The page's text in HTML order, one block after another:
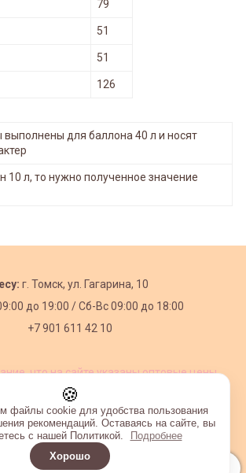
79
51
51
126
для баллона 40 л и носят
10 л, то нужно полученное значение
г. Томск, ул. Гагарина, 10
до 19:00 /Сб-Вс 09:00 до 18:00
+7 901 611 42 10
что на сайте указаны оптовые цены,
магазин создан на InSales
🍪
файлы cookie для удобства пользования
рекомендаций. Оставаясь на сайте, вы
с нашей Политикой.
Подробнее
Хорошо